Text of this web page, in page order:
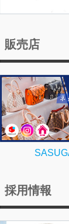
販売店
採用情報